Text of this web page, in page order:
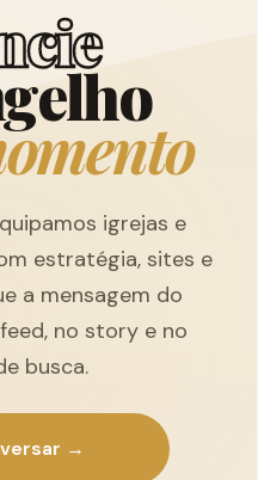
cie
gelho
omento
igrejas e
estratégia, sites e
a mensagem do
no story e no
busca.
→